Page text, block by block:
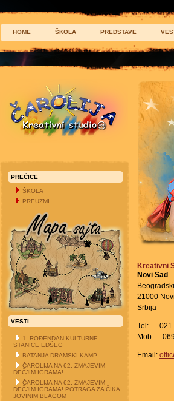
HOME ŠKOLA PREDSTAVE
PREČICE
ŠKOLA
PREUZMI
VESTI
1. ROĐENDAN KULTURNE
STANICE EĐŠEG
BATANJA DRAMSKI KAMP
ČAROLIJA NA 62. ZMAJEVIM
DEČJIM IGRAMA!
ČAROLIJA NA 62. ZMAJEVIM
DEČJIM IGRAMA! POTRAGA ZA ČIKA
JOVINIM BLAGOM
Kreativni
Novi Sad
21000
Srbija
Tel: 021 /
Mob: 069
Email: